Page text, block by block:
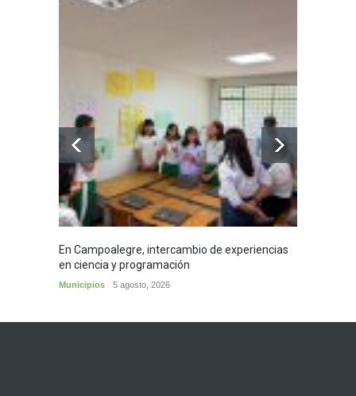
En Campoalegre, intercambio de experiencias
en ciencia y programación
Municipios 5 agosto, 2026